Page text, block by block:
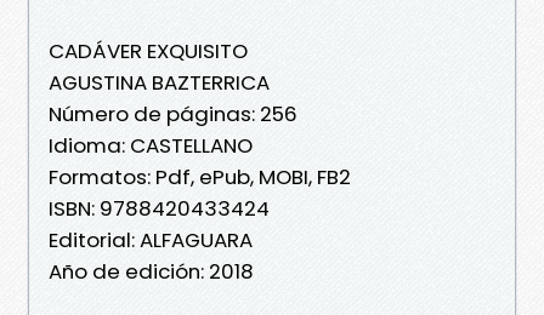
CADÁVER EXQUISITO
AGUSTINA BAZTERRICA
Número de páginas: 256
Idioma: CASTELLANO
Formatos: Pdf, ePub, MOBI, FB2
ISBN: 9788420433424
Editorial: ALFAGUARA
Año de edición: 2018